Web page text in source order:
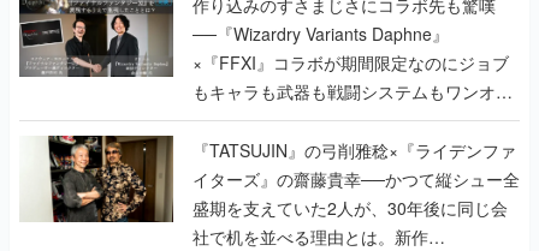
作り込みのすさまじさにコラボ先も驚嘆
──『Wizardry Variants Daphne』
×『FFXI』コラボが期間限定なのにジョブ
もキャラも武器も戦闘システムもワンオフ
で作り込まれた理由を両ディレクターに聞
く
『TATSUJIN』の弓削雅稔×『ライデンファ
イターズ』の齋藤貴幸──かつて縦シュー全
盛期を支えていた2人が、30年後に同じ会
社で机を並べる理由とは。新作